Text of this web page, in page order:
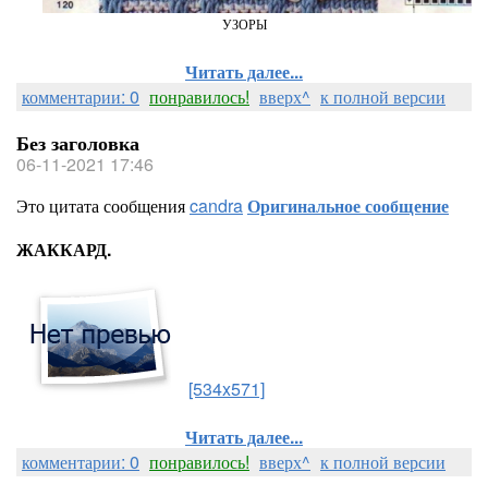
УЗОРЫ
Читать далее...
комментарии: 0 понравилось! вверх^ к полной версии
Без заголовка
06-11-2021 17:46
Это цитата сообщенияcandraОригинальное сообщение
ЖАККАРД.
[534x571]
Читать далее...
комментарии: 0 понравилось! вверх^ к полной версии